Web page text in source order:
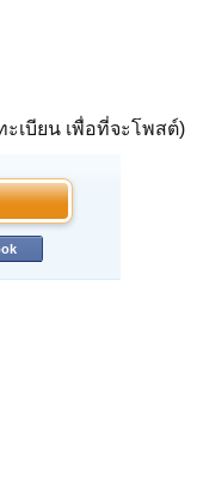
เบียน เพื่อที่จะโพสต์)